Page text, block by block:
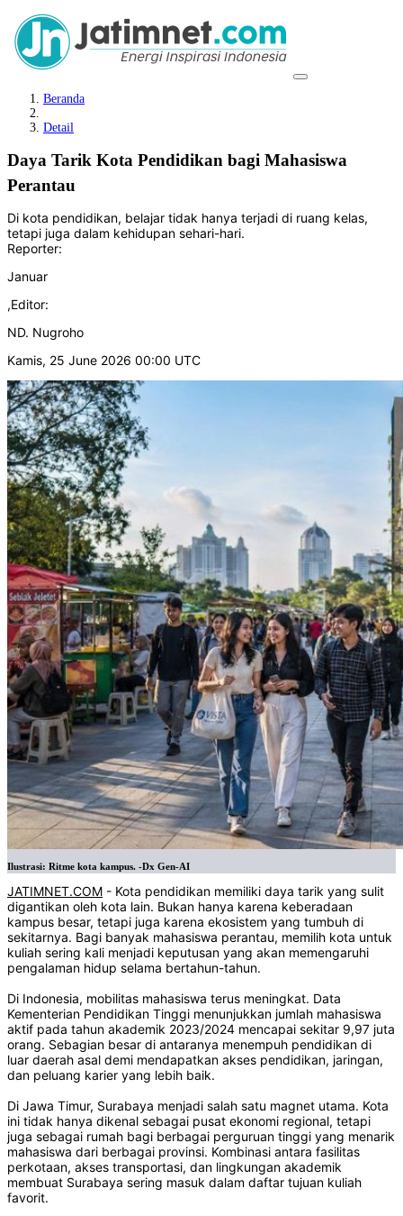
Beranda
Detail
Daya Tarik Kota Pendidikan bagi Mahasiswa
Perantau
Di kota pendidikan, belajar tidak hanya terjadi di ruang kelas,
tetapi juga dalam kehidupan sehari-hari.
Reporter:
Januar
,Editor:
ND. Nugroho
Kamis, 25 June 2026 00:00 UTC
Ilustrasi: Ritme kota kampus. -Dx Gen-AI
JATIMNET.COM - Kota pendidikan memiliki daya tarik yang sulit
digantikan oleh kota lain. Bukan hanya karena keberadaan
kampus besar, tetapi juga karena ekosistem yang tumbuh di
sekitarnya. Bagi banyak mahasiswa perantau, memilih kota untuk
kuliah sering kali menjadi keputusan yang akan memengaruhi
pengalaman hidup selama bertahun-tahun.
Di Indonesia, mobilitas mahasiswa terus meningkat. Data
Kementerian Pendidikan Tinggi menunjukkan jumlah mahasiswa
aktif pada tahun akademik 2023/2024 mencapai sekitar 9,97 juta
orang. Sebagian besar di antaranya menempuh pendidikan di
luar daerah asal demi mendapatkan akses pendidikan, jaringan,
dan peluang karier yang lebih baik.
Di Jawa Timur, Surabaya menjadi salah satu magnet utama. Kota
ini tidak hanya dikenal sebagai pusat ekonomi regional, tetapi
juga sebagai rumah bagi berbagai perguruan tinggi yang menarik
mahasiswa dari berbagai provinsi. Kombinasi antara fasilitas
perkotaan, akses transportasi, dan lingkungan akademik
membuat Surabaya sering masuk dalam daftar tujuan kuliah
favorit.